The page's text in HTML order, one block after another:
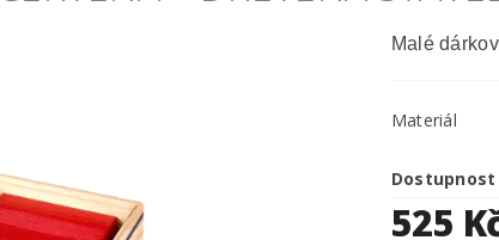
Malé
Materiál
Dostupnost
525